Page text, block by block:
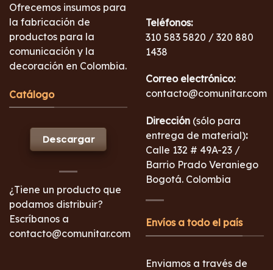
Ofrecemos insumos para
la fabricación de
productos para la
comunicación y la
decoración en Colombia.
Catálogo
Descargar
¿Tiene un producto que
podamos distribuir?
Escríbanos a
contacto@comunitar.com
Teléfonos:
310 583 5820 / 320 880
1438
Correo electrónico:
contacto@comunitar.com
Dirección (sólo para
entrega de material):
Calle 132 # 49A-23 /
Barrio Prado Veraniego
Bogotá. Colombia
Envíos a todo el país
Enviamos a través de